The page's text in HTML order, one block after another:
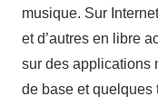
musique. Sur
et d’autres en libre
sur des applications
de base et quelques